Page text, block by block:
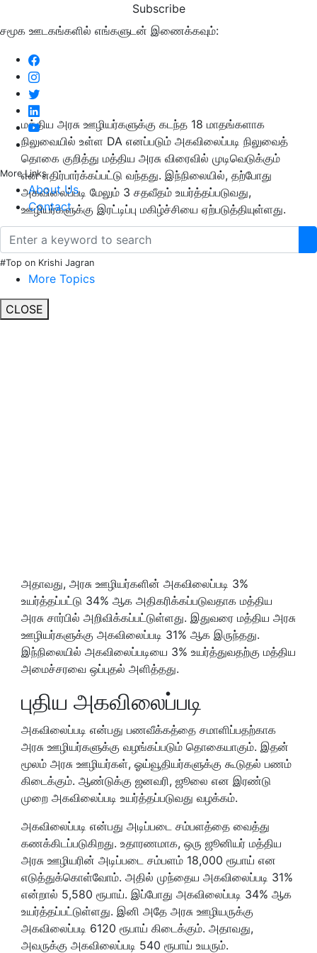
Subscribe
சமூக ஊடகங்களில் எங்களுடன் இணைக்கவும்:
More Links
About Us
Contact
#Top on Krishi Jagran
More Topics
CLOSE
மத்திய அரசு ஊழியர்களுக்கு கடந்த 18 மாதங்களாக
நிலுவையில் உள்ள DA எனப்படும் அகவிலைப்படி நிலுவைத்
தொகை குறித்து மத்திய அரசு விரைவில் முடிவெடுக்கும்
என எதிர்பார்க்கப்பட்டு வந்தது. இந்நிலையில், தற்போது
அகவிலைப்படி மேலும் 3 சதவீதம் உயர்த்தப்படுவது,
ஊழியர்களுக்கு இரட்டிப்பு மகிழ்ச்சியை ஏற்படுத்தியுள்ளது.
அதாவது, அரசு ஊழியர்களின் அகவிலைப்படி 3%
உயர்த்தப்பட்டு 34% ஆக அதிகரிக்கப்படுவதாக மத்திய
அரசு சார்பில் அறிவிக்கப்பட்டுள்ளது. இதுவரை மத்திய அரசு
ஊழியர்களுக்கு அகவிலைப்படி 31% ஆக இருந்தது.
இந்நிலையில் அகவிலைப்படியை 3% உயர்த்துவதற்கு மத்திய
அமைச்சரவை ஒப்புதல் அளித்தது.
புதிய அகவிலைப்படி
அகவிலைப்படி என்பது பணவீக்கத்தை சமாளிப்பதற்காக
அரசு ஊழியர்களுக்கு வழங்கப்படும் தொகையாகும். இதன்
மூலம் அரசு ஊழியர்கள், ஓய்வூதியர்களுக்கு கூடுதல் பணம்
கிடைக்கும். ஆண்டுக்கு ஜனவரி, ஜூலை என இரண்டு
முறை அகவிலைப்படி உயர்த்தப்படுவது வழக்கம்.
அகவிலைப்படி என்பது அடிப்படை சம்பளத்தை வைத்து
கணக்கிடப்படுகிறது. உதாரணமாக, ஒரு ஜூனியர் மத்திய
அரசு ஊழியரின் அடிப்படை சம்பளம் 18,000 ரூபாய் என
எடுத்துக்கொள்வோம். அதில் முந்தைய அகவிலைப்படி 31%
என்றால் 5,580 ரூபாய். இப்போது அகவிலைப்படி 34% ஆக
உயர்த்தப்பட்டுள்ளது. இனி அதே அரசு ஊழியருக்கு
அகவிலைப்படி 6120 ரூபாய் கிடைக்கும். அதாவது,
அவருக்கு அகவிலைப்படி 540 ரூபாய் உயரும்.